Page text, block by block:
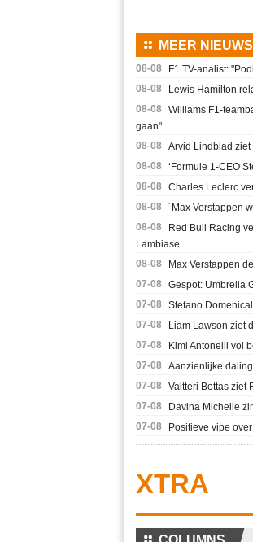
⚏ MEER
08-08
F1 TV-analist:
08-08
Lewis Hamilton
08-08 Williams F1-
gaan"
08-08 Arvid Lindblad
08-08 ‘Formule 1-CEO
08-08 Charles Leclerc
08-08 ´Max Verstappen
08-08
Red Bull Racing
Lambiase
08-08
Max Verstappen
07-08 Gespot: Umbrella
07-08 Stefano
07-08
Liam Lawson ziet
07-08
Kimi Antonelli vol
07-08 Aanzienlijke
07-08 Valtteri Bottas ziet
07-08
Davina Michelle
07-08
Positieve vipe
XTRA
⚏